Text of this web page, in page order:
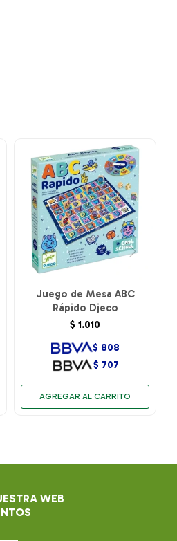
Juego de Mesa ABC
Rápido Djeco
$ 1.010
$ 707
$ 808
WEB